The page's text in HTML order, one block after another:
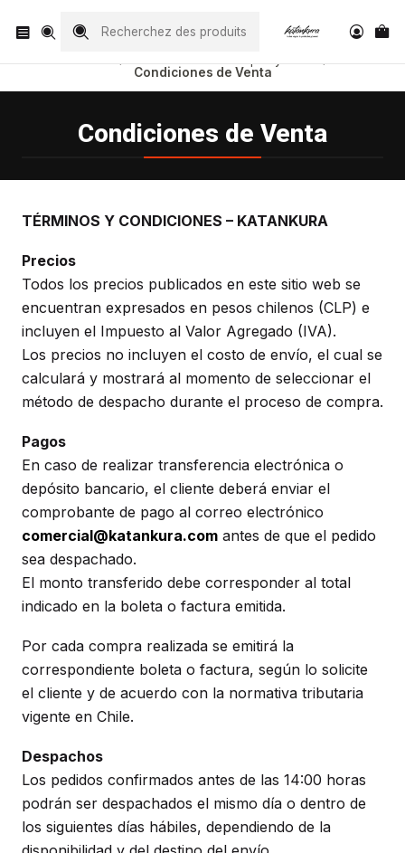
Condiciones de Venta
Condiciones de Venta
TÉRMINOS Y CONDICIONES – KATANKURA
Precios
Todos los precios publicados en este sitio web se
encuentran expresados en pesos chilenos (CLP) e
incluyen el Impuesto al Valor Agregado (IVA).
Los precios no incluyen el costo de envío, el cual se
calculará y mostrará al momento de seleccionar el
método de despacho durante el proceso de compra.
Pagos
En caso de realizar transferencia electrónica o
depósito bancario, el cliente deberá enviar el
comprobante de pago al correo electrónico
comercial@katankura.com antes de que el pedido
sea despachado.
El monto transferido debe corresponder al total
indicado en la boleta o factura emitida.
Por cada compra realizada se emitirá la
correspondiente boleta o factura, según lo solicite
el cliente y de acuerdo con la normativa tributaria
vigente en Chile.
Despachos
Los pedidos confirmados antes de las 14:00 horas
podrán ser despachados el mismo día o dentro de
los siguientes días hábiles, dependiendo de la